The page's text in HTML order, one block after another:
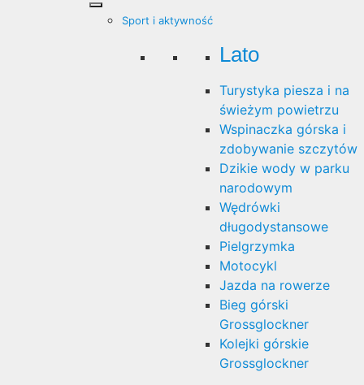
Sport i aktywność
Lato
Turystyka piesza i na
świeżym powietrzu
Wspinaczka górska i
zdobywanie szczytów
Dzikie wody w parku
narodowym
Wędrówki
długodystansowe
Pielgrzymka
Motocykl
Jazda na rowerze
Bieg górski
Grossglockner
Kolejki górskie
Grossglockner